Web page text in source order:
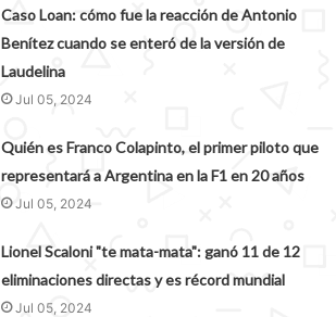
Caso Loan: cómo fue la reacción de Antonio
Benítez cuando se enteró de la versión de
Laudelina
Jul 05, 2024
Quién es Franco Colapinto, el primer piloto que
representará a Argentina en la F1 en 20 años
Jul 05, 2024
Lionel Scaloni "te mata-mata": ganó 11 de 12
eliminaciones directas y es récord mundial
Jul 05, 2024